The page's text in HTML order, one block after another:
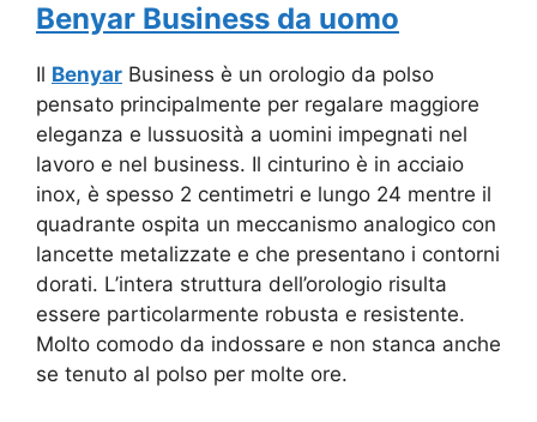
Benyar Business da uomo
Il Benyar Business è un orologio da polso
pensato principalmente per regalare maggiore
eleganza e lussuosità a uomini impegnati nel
lavoro e nel business. Il cinturino è in acciaio
inox, è spesso 2 centimetri e lungo 24 mentre il
quadrante ospita un meccanismo analogico con
lancette metalizzate e che presentano i contorni
dorati. L’intera struttura dell’orologio risulta
essere particolarmente robusta e resistente.
Molto comodo da indossare e non stanca anche
se tenuto al polso per molte ore.